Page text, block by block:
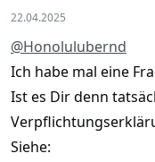
22.04.2025
@Honolulubernd
Ich habe mal eine
Ist es Dir denn
Siehe: